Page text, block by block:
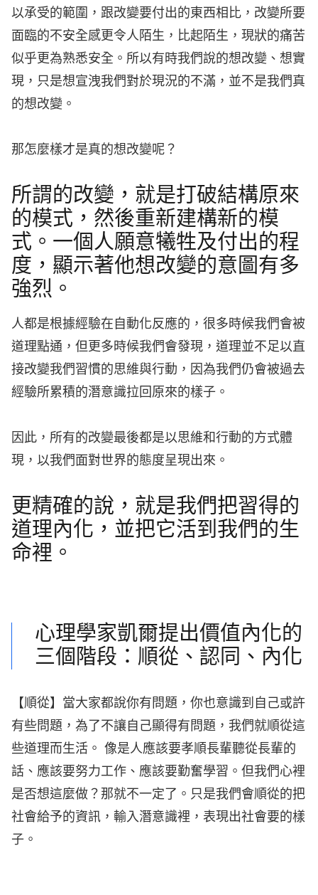
以承受的範圍，跟改變要付出的東西相比，改變所要
面臨的不安全感更令人陌生，比起陌生，現狀的痛苦
似乎更為熟悉安全。所以有時我們說的想改變、想實
現，只是想宣洩我們對於現況的不滿，並不是我們真
的想改變。
那怎麼樣才是真的想改變呢？
所謂的改變，就是打破結構原來
的模式，然後重新建構新的模
式。一個人願意犧牲及付出的程
度，顯示著他想改變的意圖有多
強烈。
人都是根據經驗在自動化反應的，很多時候我們會被
道理點通，但更多時候我們會發現，道理並不足以直
接改變我們習慣的思維與行動，因為我們仍會被過去
經驗所累積的潛意識拉回原來的樣子。
因此，所有的改變最後都是以思維和行動的方式體
現，以我們面對世界的態度呈現出來。
更精確的說，就是我們把習得的
道理內化，並把它活到我們的生
命裡。
心理學家凱爾提出價值內化的
三個階段：順從、認同、內化
【順從】當大家都說你有問題，你也意識到自己或許
有些問題，為了不讓自己顯得有問題，我們就順從這
些道理而生活。 像是人應該要孝順長輩聽從長輩的
話、應該要努力工作、應該要勤奮學習。但我們心裡
是否想這麼做？那就不一定了。只是我們會順從的把
社會給予的資訊，輸入潛意識裡，表現出社會要的樣
子。